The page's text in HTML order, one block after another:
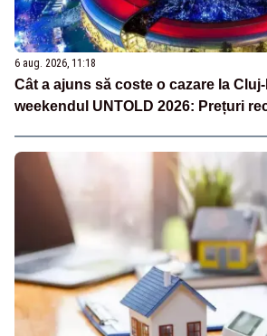
6 aug. 2026, 11:18
Cât a ajuns să coste o cazare la
weekendul UNTOLD 2026: Prețuri